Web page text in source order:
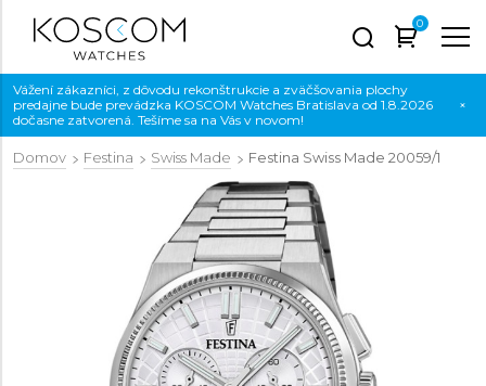
0
Vážení zákazníci, z dôvodu rekonštrukcie a zväčšovania plochy
predajne bude prevádzka KOSCOM Watches Bratislava od 1.8.2026
dočasne zatvorená. Tešíme sa na Vás v novom!
×
Domov Festina Swiss Made Festina Swiss Made 20059/1